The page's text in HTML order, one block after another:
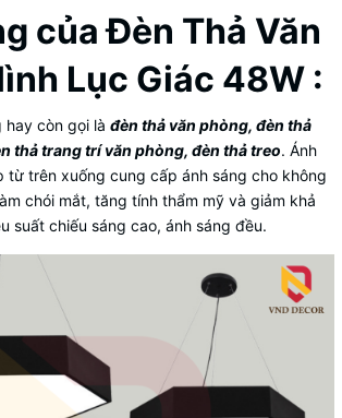
của Đèn Thả Văn
Lục Giác 48W :
hay còn gọi là đèn thả văn phòng, đèn thả
thả trang trí văn phòng, đèn thả treo. Ánh
từ trên xuống cung cấp ánh sáng cho không
chói mắt, tăng tính thẩm mỹ và giảm khả
suất chiếu sáng cao, ánh sáng đều.